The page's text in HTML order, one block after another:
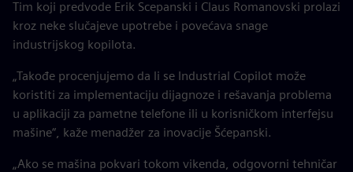
Tim koji predvode Erik Scepanski i Claus Romanovski prolazi
kroz neke slučajeve upotrebe i povećava snage
industrijskog kopilota.
„Takođe procenjujemo da li se Industrial Copilot može
koristiti za implementaciju dijagnoze i rešavanja problema
u aplikaciji za pametne telefone ili u korisničkom interfejsu
mašine“, kaže menadžer za inovacije Šćepanski.
„Ako se mašina pokvari tokom vikenda, odgovorni tehničar